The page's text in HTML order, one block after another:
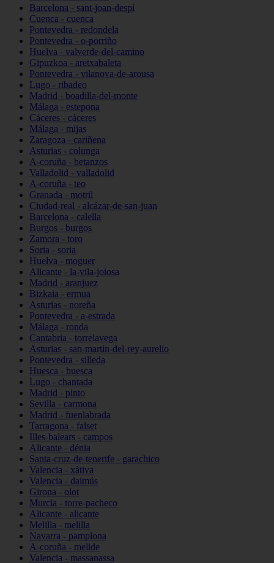
Barcelona - sant-joan-despí
Cuenca - cuenca
Pontevedra - redondela
Pontevedra - o-porriño
Huelva - valverde-del-camino
Gipuzkoa - aretxabaleta
Pontevedra - vilanova-de-arousa
Lugo - ribadeo
Madrid - boadilla-del-monte
Málaga - estepona
Cáceres - cáceres
Málaga - mijas
Zaragoza - cariñena
Asturias - colunga
A-coruña - betanzos
Valladolid - valladolid
A-coruña - teo
Granada - motril
Ciudad-real - alcázar-de-san-juan
Barcelona - calella
Burgos - burgos
Zamora - toro
Soria - soria
Huelva - moguer
Alicante - la-vila-joiosa
Madrid - aranjuez
Bizkaia - ermua
Asturias - noreña
Pontevedra - a-estrada
Málaga - ronda
Cantabria - torrelavega
Asturias - san-martín-del-rey-aurelio
Pontevedra - silleda
Huesca - huesca
Lugo - chantada
Madrid - pinto
Sevilla - carmona
Madrid - fuenlabrada
Tarragona - falset
Illes-balears - campos
Alicante - dénia
Santa-cruz-de-tenerife - garachico
Valencia - xàtiva
Valencia - daimús
Girona - olot
Murcia - torre-pacheco
Alicante - alicante
Melilla - melilla
Navarra - pamplona
A-coruña - melide
Valencia - massanassa